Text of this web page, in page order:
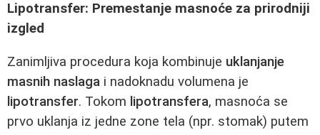
Lipotransfer: Premestanje masnoće za prirodniji
izgled
Zanimljiva procedura koja kombinuje uklanjanje
masnih naslaga i nadoknadu volumena je
lipotransfer. Tokom lipotransfera, masnoća se
prvo uklanja iz jedne zone tela (npr. stomak) putem